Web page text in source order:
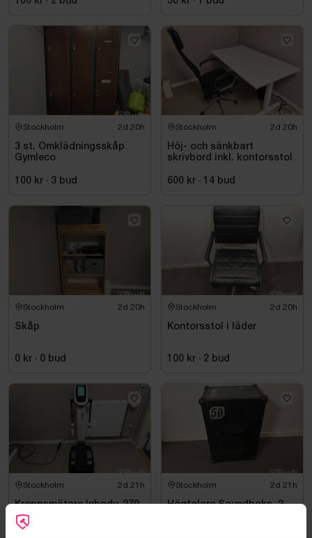
Stockholm 2d 20h
3 st. Omklädningsskåp
Gymleco
100 kr · 3 bud
Stockholm 2d 20h
Höj- och sänkbart
skrivbord inkl. kontorsstol
600 kr · 14 bud
Stockholm 2d 20h
Skåp
0 kr · 0 bud
Stockholm 2d 20h
Kontorsstol i läder
100 kr · 2 bud
Stockholm 2d 21h
Kroppsmätare Inbody, 270
Stockholm 2d 21h
Högtalare Soundboks, 2